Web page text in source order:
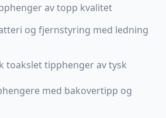
av topp kvalitet
og fjernstyring med ledning
toakslet tipphenger av tysk
med bakovertipp og